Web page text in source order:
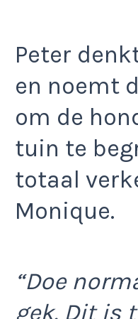
Peter
en noemt
om de
tuin te
totaal
Monique.
“Doe
gek. Dit is